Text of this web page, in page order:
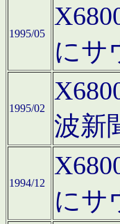
1995/05
にサ
1995/02
波新
1994/12
にサ